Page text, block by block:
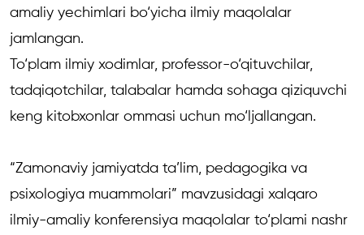
amaliy yechimlari bo‘yicha ilmiy maqolalar
jamlangan.
To‘plam ilmiy xodimlar, professor-o‘qituvchilar,
tadqiqotchilar, talabalar hamda sohaga qiziquvchi
keng kitobxonlar ommasi uchun mo‘ljallangan.
“Zamonaviy jamiyatda ta’lim, pedagogika va
psixologiya muammolari” mavzusidagi xalqaro
ilmiy-amaliy konferensiya maqolalar to‘plami nashr